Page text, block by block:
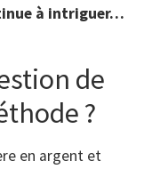
à intriguer…
de
?
en argent et